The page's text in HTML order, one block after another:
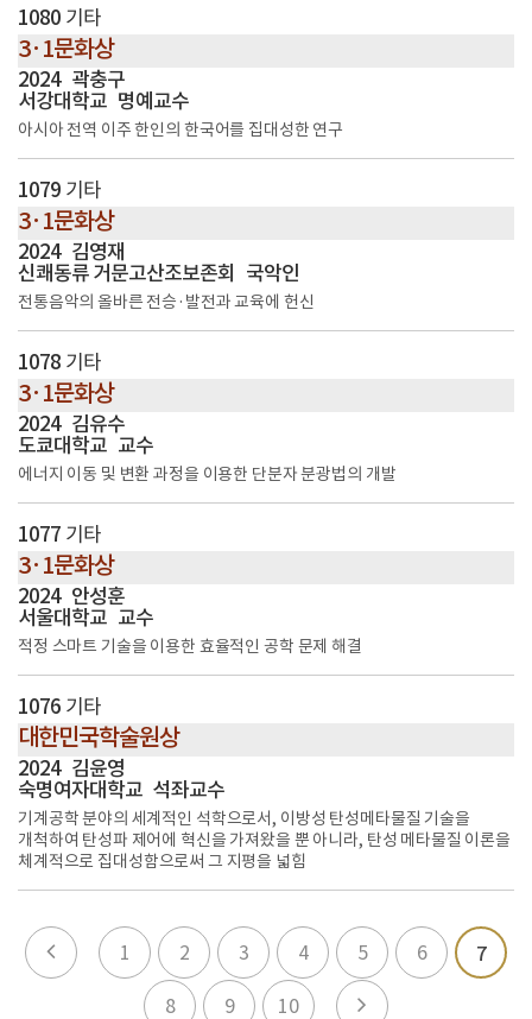
1080 기타
3·1문화상
2024 곽충구
서강대학교 명예교수
아시아 전역 이주 한인의 한국어를 집대성한 연구
1079 기타
3·1문화상
2024 김영재
신쾌동류 거문고산조보존회 국악인
전통음악의 올바른 전승·발전과 교육에 헌신
1078 기타
3·1문화상
2024 김유수
도쿄대학교 교수
에너지 이동 및 변환 과정을 이용한 단분자 분광법의 개발
1077 기타
3·1문화상
2024 안성훈
서울대학교 교수
적정 스마트 기술을 이용한 효율적인 공학 문제 해결
1076 기타
대한민국학술원상
2024 김윤영
숙명여자대학교 석좌교수
기계공학 분야의 세계적인 석학으로서, 이방성 탄성메타물질 기술을
개척하여 탄성파 제어에 혁신을 가져왔을 뿐 아니라, 탄성 메타물질 이론을
체계적으로 집대성함으로써 그 지평을 넓힘
1 2 3 4 5 6
7
8
9 10